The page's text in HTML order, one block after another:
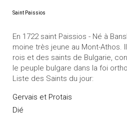
Saint Paissios
En 1722 saint Paissios - Né à
moine très jeune au Mont-Athos.
rois et des saints de Bulgarie,
le peuple bulgare dans la foi
Liste des Saints du jour:
Gervais et Protais
Dié